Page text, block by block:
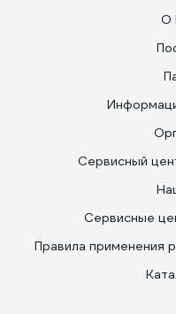
О
Сервисный
Сервисные
Правила применения